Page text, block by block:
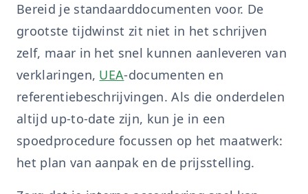
Bereid je standaarddocumenten voor. De
grootste tijdwinst zit niet in het schrijven
zelf, maar in het snel kunnen aanleveren van
verklaringen, UEA-documenten en
referentiebeschrijvingen. Als die onderdelen
altijd up-to-date zijn, kun je in een
spoedprocedure focussen op het maatwerk:
het plan van aanpak en de prijsstelling.